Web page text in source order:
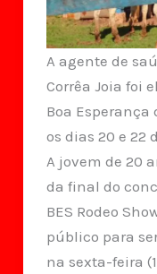
A agente de
Corrêa Joia foi
Boa Esperança
os dias 20 e 22
A jovem de 20
da final do
BES Rodeo
público para
na sexta-feira